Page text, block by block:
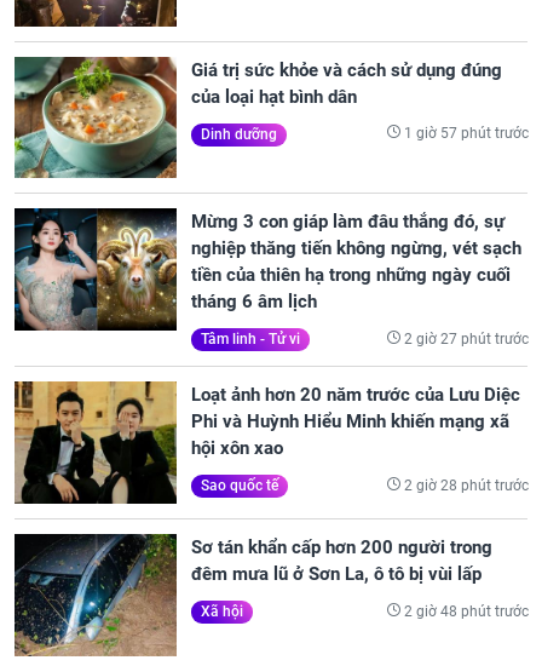
Giá trị sức khỏe và cách sử dụng đúng
của loại hạt bình dân
Dinh dưỡng 1 giờ 57 phút trước
Mừng 3 con giáp làm đâu thắng đó, sự
nghiệp thăng tiến không ngừng, vét sạch
tiền của thiên hạ trong những ngày cuối
tháng 6 âm lịch
Tâm linh - Tử vi 2 giờ 27 phút trước
Loạt ảnh hơn 20 năm trước của Lưu Diệc
Phi và Huỳnh Hiểu Minh khiến mạng xã
hội xôn xao
Sao quốc tế 2 giờ 28 phút trước
Sơ tán khẩn cấp hơn 200 người trong
đêm mưa lũ ở Sơn La, ô tô bị vùi lấp
Xã hội 2 giờ 48 phút trước